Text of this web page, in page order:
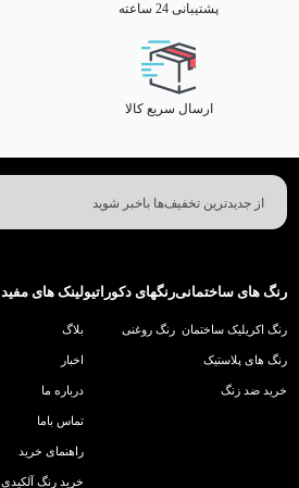
پشتیبانی 24 ساعته
ارسال سریع کالا
رنگ های ساختمانی
رنگ اکریلیک ساختمان
رنگ های پلاستیک
خرید ضد زنگ
رنگهای دکوراتیو
رنگ روغنی
لینک های مفید
بلاگ
اخبار
درباره ما
تماس باما
راهنمای خرید
خرید رنگ آلکیدی